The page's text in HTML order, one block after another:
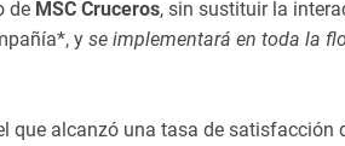
de MSC Cruceros, sin sustituir la
y se implementará en toda la
que alcanzó una tasa de satisfacción